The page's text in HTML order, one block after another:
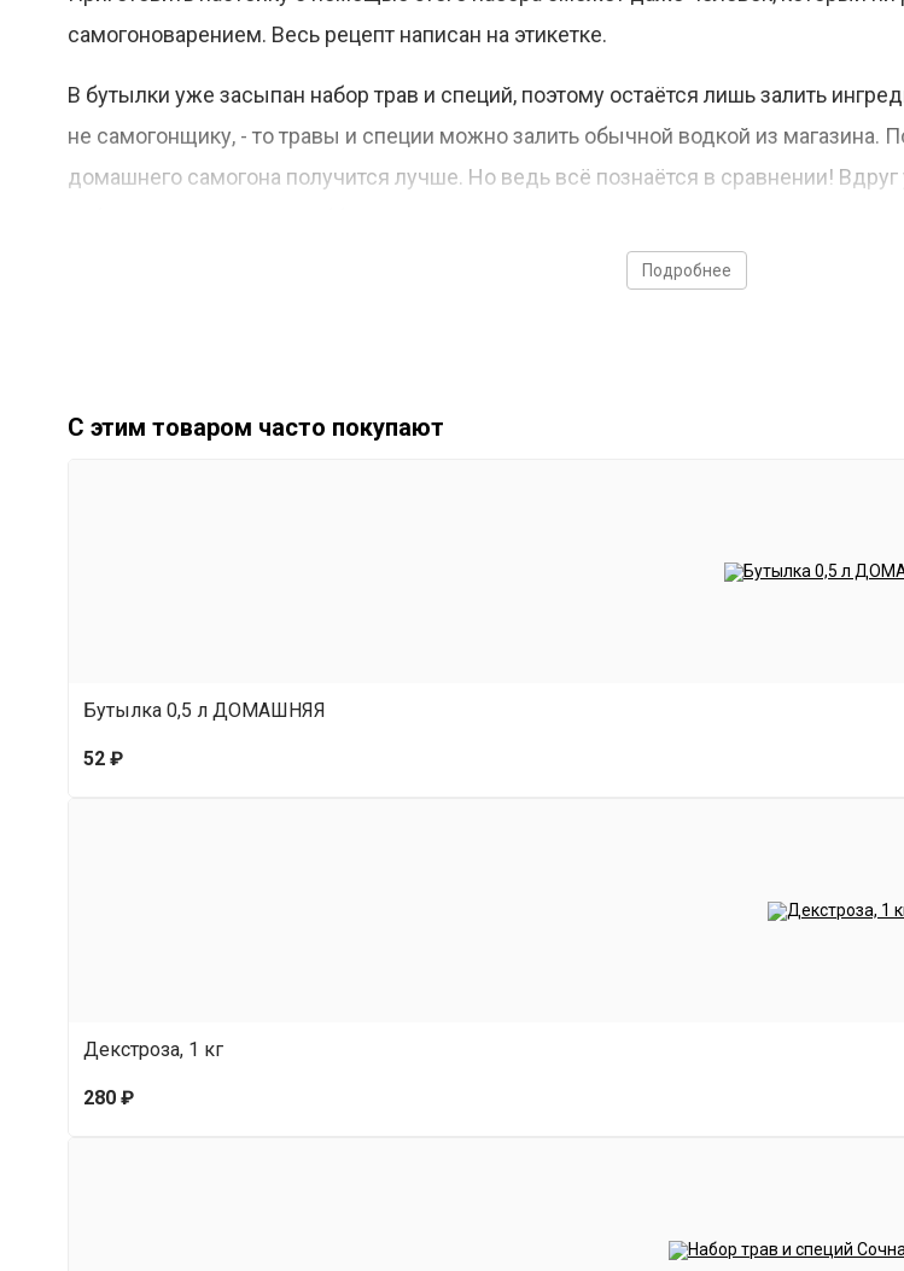
самогоноварением. Весь рецепт написан на этикетке.
В бутылки уже засыпан набор трав и специй, поэтому остаётся лишь залить
не самогонщику, - то травы и специи можно залить обычной водкой из магазина.
домашнего самогона получится лучше. Но ведь всё познаётся в сравнении!
внутри бутылок травы и специи.
Подробнее
С этим товаром часто покупают
Бутылка 0,5 л ДОМАШНЯЯ
52 ₽
Декстроза, 1 кг
280 ₽